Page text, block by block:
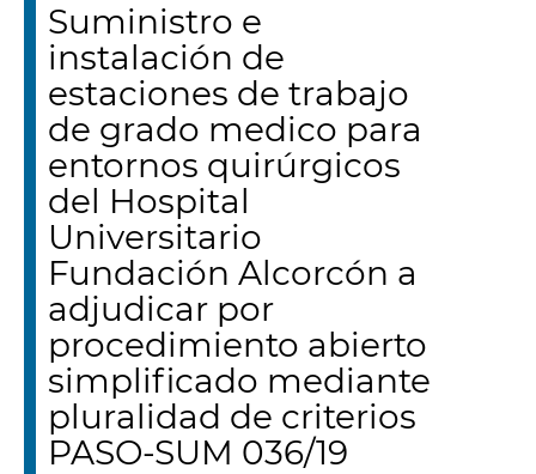
Suministro e
instalación de
estaciones de trabajo
de grado medico para
entornos quirúrgicos
del Hospital
Universitario
Fundación Alcorcón a
adjudicar por
procedimiento abierto
simplificado mediante
pluralidad de criterios
PASO-SUM 036/19